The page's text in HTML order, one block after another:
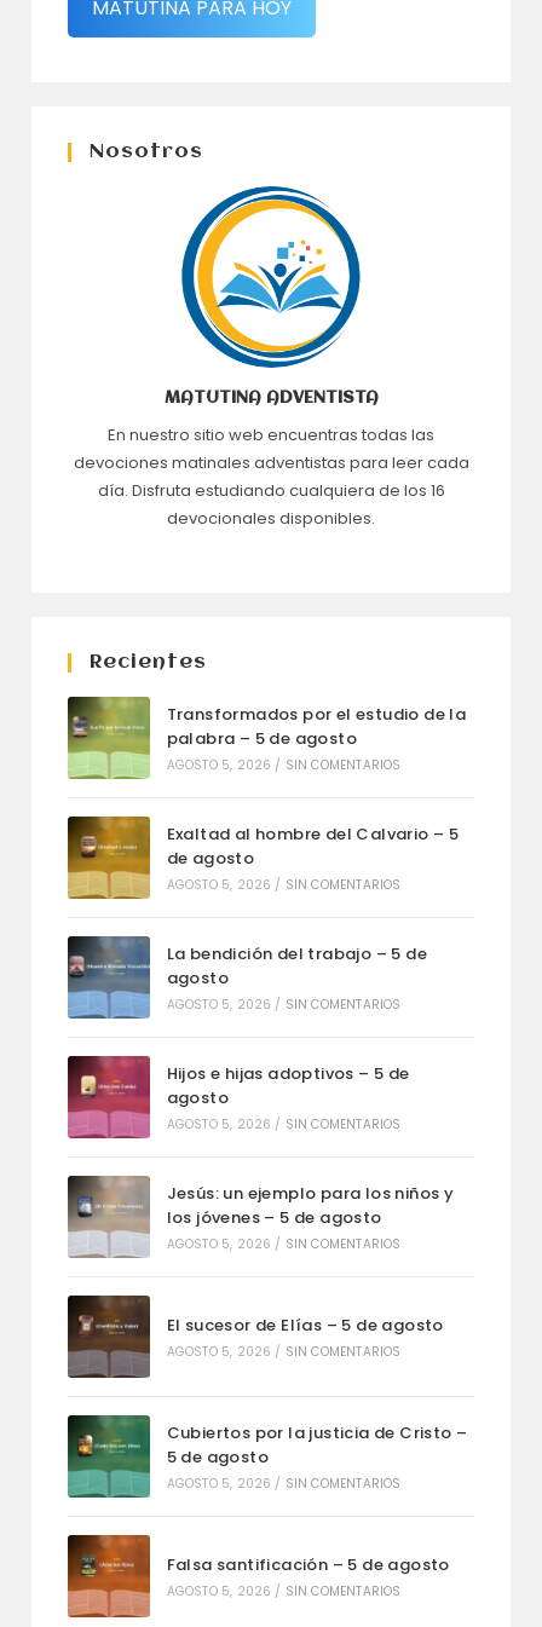
MATUTINA PARA HOY
Nosotros
MATUTINA ADVENTISTA
En nuestro sitio web encuentras todas las
devociones matinales adventistas para leer cada
día. Disfruta estudiando cualquiera de los 16
devocionales disponibles.
Recientes
Transformados por el estudio de la
palabra – 5 de agosto
AGOSTO 5, 2026 / SIN COMENTARIOS
Exaltad al hombre del Calvario – 5
de agosto
AGOSTO 5, 2026 / SIN COMENTARIOS
La bendición del trabajo – 5 de
agosto
AGOSTO 5, 2026 / SIN COMENTARIOS
Hijos e hijas adoptivos – 5 de
agosto
AGOSTO 5, 2026 / SIN COMENTARIOS
Jesús: un ejemplo para los niños y
los jóvenes – 5 de agosto
AGOSTO 5, 2026 / SIN COMENTARIOS
El sucesor de Elías – 5 de agosto
AGOSTO 5, 2026 / SIN COMENTARIOS
Cubiertos por la justicia de Cristo –
5 de agosto
AGOSTO 5, 2026 / SIN COMENTARIOS
Falsa santificación – 5 de agosto
AGOSTO 5, 2026 / SIN COMENTARIOS